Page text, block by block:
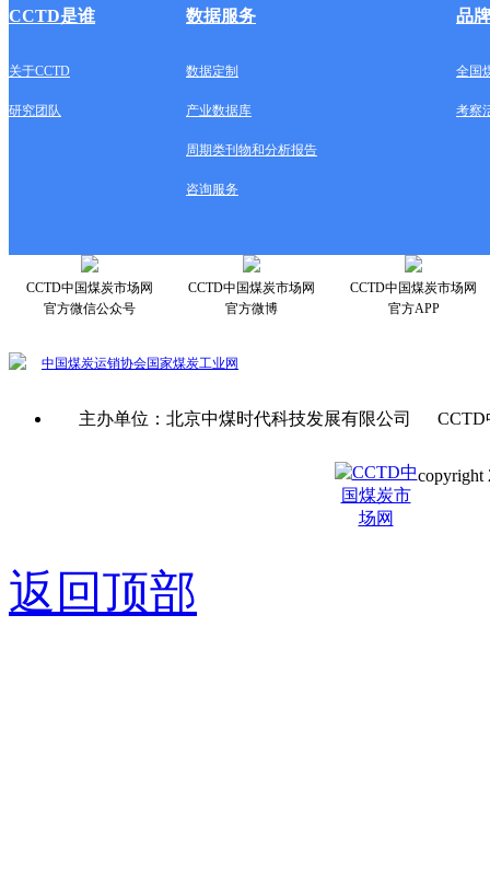
CCTD是谁 数据服务 品
关于CCTD 数据定制 全国
研究团队 产业数据库 考察
周期类刊物和分析报告
咨询服务
CCTD中国煤炭市场网
官方微信公众号
CCTD中国煤炭市场网
官方微博
CCTD中国煤炭市场网
官方APP
中国煤炭运销协会国家煤炭工业网
主办单位：北京中煤时代科技发展有限公司
copyright
返回顶部